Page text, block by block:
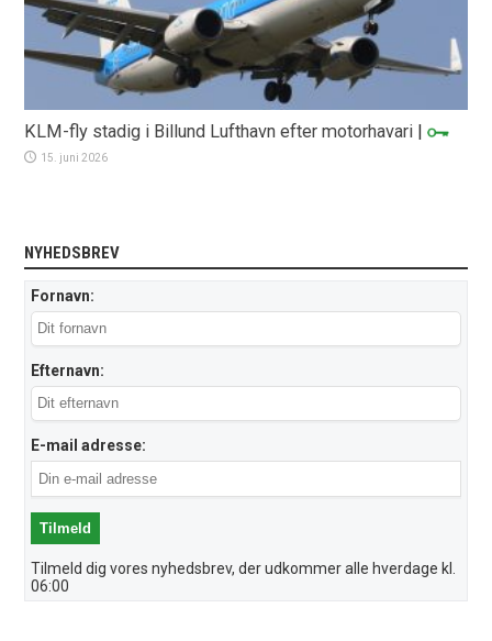
KLM-fly stadig i Billund Lufthavn efter motorhavari |
15. juni 2026
NYHEDSBREV
Fornavn:
Efternavn:
E-mail adresse:
Tilmeld dig vores nyhedsbrev, der udkommer alle hverdage kl.
06:00